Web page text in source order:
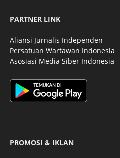
PARTNER LINK
Aliansi Jurnalis Independen
Persatuan Wartawan Indonesia
Asosiasi Media Siber Indonesia
PROMOSI & IKLAN